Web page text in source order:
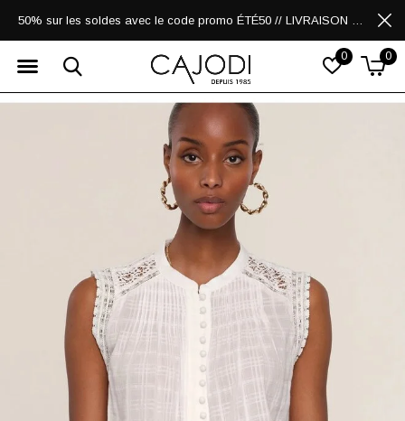
0 0
50% sur les soldes avec le code promo ÉTÉ50 // LIVRAISON GRATUITE POUR LES ACHATS DE 250$ ET PLUS